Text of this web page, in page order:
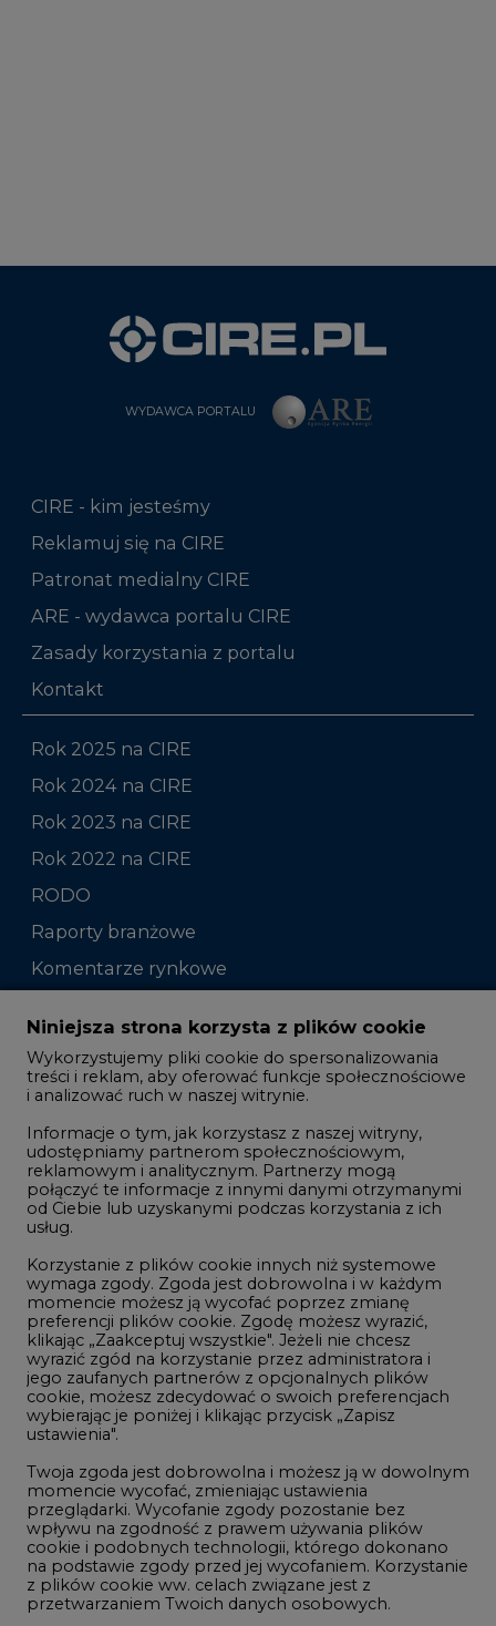
WYDAWCA PORTALU
CIRE - kim jesteśmy
Reklamuj się na CIRE
Patronat medialny CIRE
ARE - wydawca portalu CIRE
Zasady korzystania z portalu
Kontakt
Rok 2025 na CIRE
Rok 2024 na CIRE
Rok 2023 na CIRE
Rok 2022 na CIRE
RODO
Raporty branżowe
Komentarze rynkowe
Zmiany kadrowe na rynku
Studio CIRE
Rozmowy o energetyce
Gospodarka
Geopolityka
LTE450
Innowacje i AI
Telekomunikacja i IT
Handel emisjami CO2
Wodór
Górnictwo
Atom
Fotowoltaika
Offshore wind
Niniejsza strona korzysta z plików cookie
Wykorzystujemy pliki cookie do spersonalizowania
treści i reklam, aby oferować funkcje społecznościowe
i analizować ruch w naszej witrynie.
Informacje o tym, jak korzystasz z naszej witryny,
udostępniamy partnerom społecznościowym,
reklamowym i analitycznym. Partnerzy mogą
połączyć te informacje z innymi danymi otrzymanymi
od Ciebie lub uzyskanymi podczas korzystania z ich
usług.
Korzystanie z plików cookie innych niż systemowe
wymaga zgody. Zgoda jest dobrowolna i w każdym
momencie możesz ją wycofać poprzez zmianę
preferencji plików cookie. Zgodę możesz wyrazić,
klikając „Zaakceptuj wszystkie". Jeżeli nie chcesz
wyrazić zgód na korzystanie przez administratora i
jego zaufanych partnerów z opcjonalnych plików
cookie, możesz zdecydować o swoich preferencjach
wybierając je poniżej i klikając przycisk „Zapisz
ustawienia".
Twoja zgoda jest dobrowolna i możesz ją w dowolnym
momencie wycofać, zmieniając ustawienia
przeglądarki. Wycofanie zgody pozostanie bez
wpływu na zgodność z prawem używania plików
cookie i podobnych technologii, którego dokonano
na podstawie zgody przed jej wycofaniem. Korzystanie
z plików cookie ww. celach związane jest z
przetwarzaniem Twoich danych osobowych.